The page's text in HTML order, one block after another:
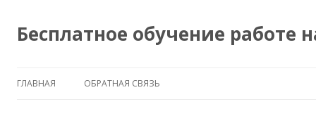
Бесплатное обучение работе
ГЛАВНАЯ ОБРАТНАЯ СВЯЗЬ